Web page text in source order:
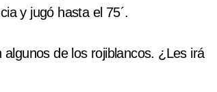
y jugó hasta el 75´.
de los rojiblancos. ¿Les irá